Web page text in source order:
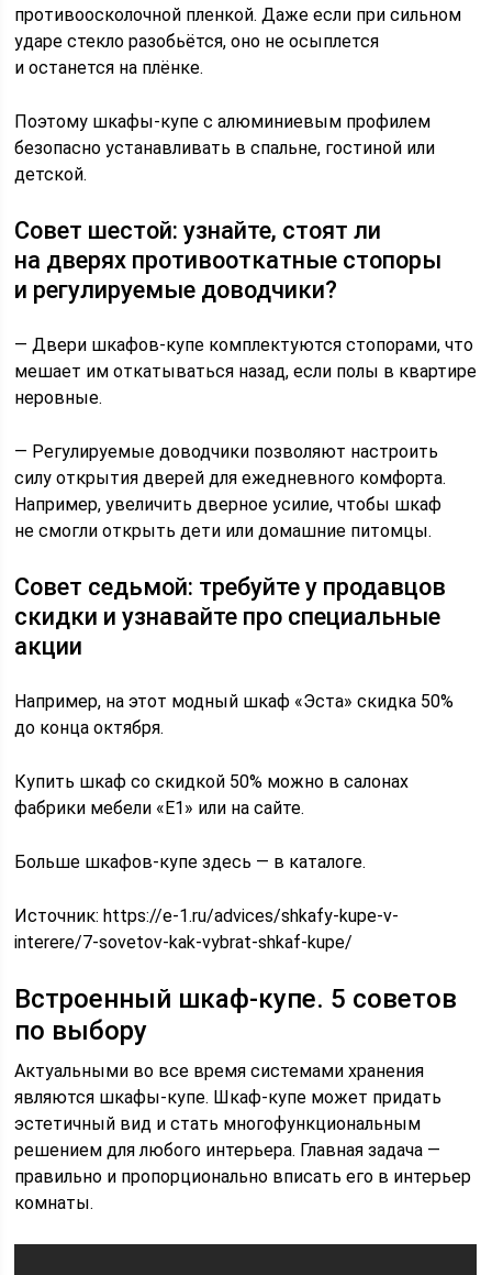
противоосколочной пленкой. Даже если при сильном
ударе стекло разобьётся, оно не осыплется
и останется на плёнке.
Поэтому шкафы-купе с алюминиевым профилем
безопасно устанавливать в спальне, гостиной или
детской.
Совет шестой: узнайте, стоят ли
на дверях противооткатные стопоры
и регулируемые доводчики?
— Двери шкафов-купе комплектуются стопорами, что
мешает им откатываться назад, если полы в квартире
неровные.
— Регулируемые доводчики позволяют настроить
силу открытия дверей для ежедневного комфорта.
Например, увеличить дверное усилие, чтобы шкаф
не смогли открыть дети или домашние питомцы.
Совет седьмой: требуйте у продавцов
скидки и узнавайте про специальные
акции
Например, на этот модный шкаф «Эста» скидка 50%
до конца октября.
Купить шкаф со скидкой 50% можно в салонах
фабрики мебели «Е1» или на сайте.
Больше шкафов-купе здесь — в каталоге.
Источник:https://e-1.ru/advices/shkafy-kupe-v-
interere/7-sovetov-kak-vybrat-shkaf-kupe/
Встроенный шкаф-купе. 5 советов
по выбору
Актуальными во все время системами хранения
являются шкафы-купе. Шкаф-купе может придать
эстетичный вид и стать многофункциональным
решением для любого интерьера. Главная задача —
правильно и пропорционально вписать его в интерьер
комнаты.